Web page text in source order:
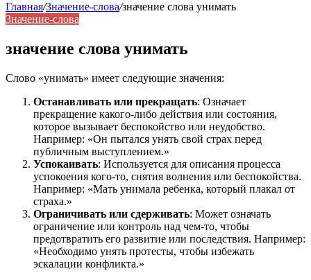
Главная/Значение-слова/значение слова унимать
Значение-слова
значение слова унимать
Слово «унимать» имеет следующие значения:
Останавливать или прекращать: Означает
прекращение какого-либо действия или состояния,
которое вызывает беспокойство или неудобство.
Например: «Он пытался унять свой страх перед
публичным выступлением.»
Успокаивать: Используется для описания процесса
успокоения кого-то, снятия волнения или беспокойства.
Например: «Мать унимала ребенка, который плакал от
страха.»
Ограничивать или сдерживать: Может означать
ограничение или контроль над чем-то, чтобы
предотвратить его развитие или последствия. Например:
«Необходимо унять протесты, чтобы избежать
эскалации конфликта.»